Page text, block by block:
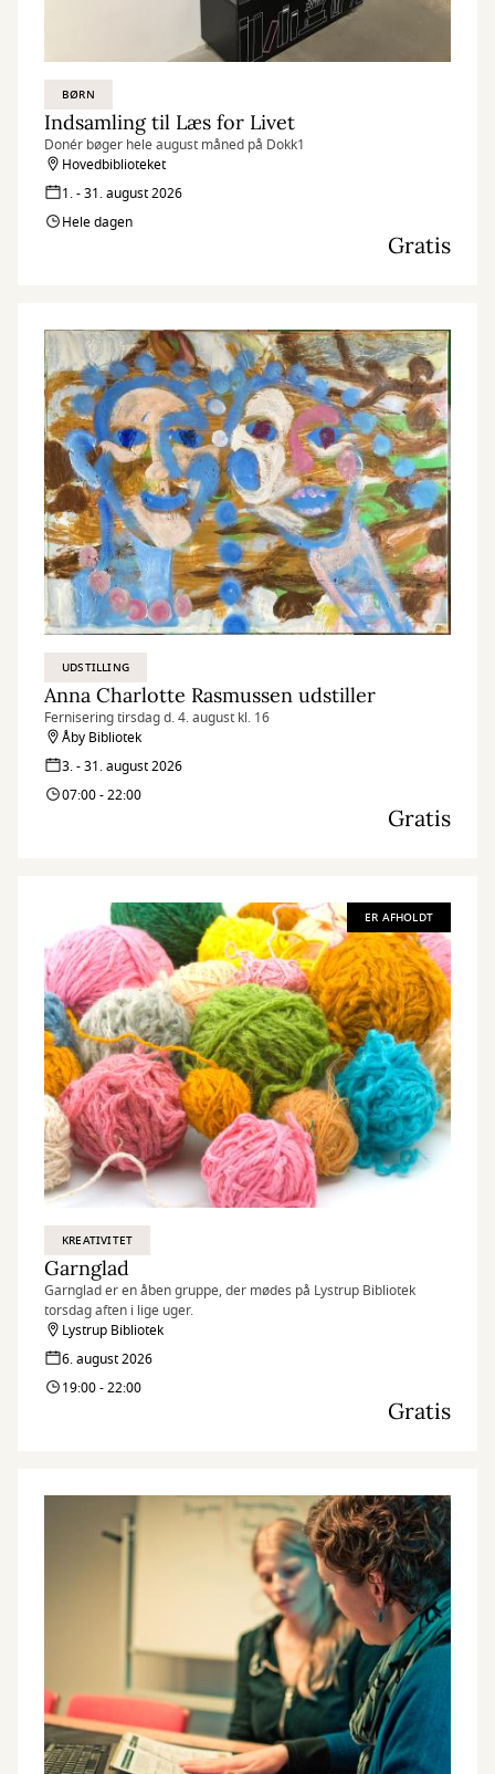
BØRN
Indsamling til Læs for Livet
Donér bøger hele august måned på Dokk1
Hovedbiblioteket
1. - 31. august 2026
Hele dagen
Gratis
UDSTILLING
Anna Charlotte Rasmussen udstiller
Fernisering tirsdag d. 4. august kl. 16
Åby Bibliotek
3. - 31. august 2026
07:00 - 22:00
Gratis
ER AFHOLDT
KREATIVITET
Garnglad
Garnglad er en åben gruppe, der mødes på Lystrup Bibliotek
torsdag aften i lige uger.
Lystrup Bibliotek
6. august 2026
19:00 - 22:00
Gratis